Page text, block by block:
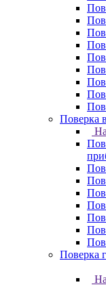
Поверка
Поверка